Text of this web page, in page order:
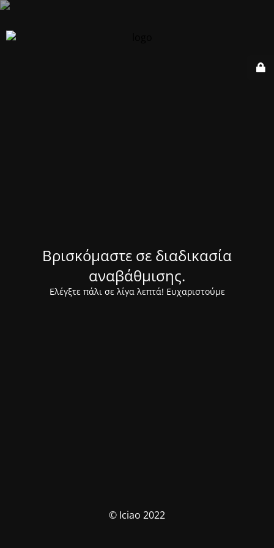
Βρισκόμαστε σε διαδικασία
αναβάθμισης.
Ελέγξτε πάλι σε λίγα λεπτά! Ευχαριστούμε
© Iciao 2022